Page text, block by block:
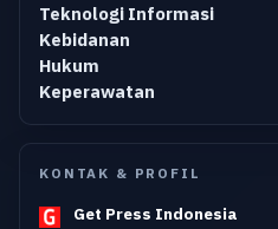
Teknologi Informasi
Kebidanan
Hukum
Keperawatan
KONTAK & PROFIL
Get Press Indonesia